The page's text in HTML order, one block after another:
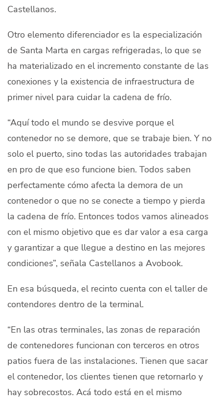
Castellanos.
Otro elemento diferenciador es la especialización
de Santa Marta en cargas refrigeradas, lo que se
ha materializado en el incremento constante de las
conexiones y la existencia de infraestructura de
primer nivel para cuidar la cadena de frío.
“Aquí todo el mundo se desvive porque el
contenedor no se demore, que se trabaje bien. Y no
solo el puerto, sino todas las autoridades trabajan
en pro de que eso funcione bien. Todos saben
perfectamente cómo afecta la demora de un
contenedor o que no se conecte a tiempo y pierda
la cadena de frío. Entonces todos vamos alineados
con el mismo objetivo que es dar valor a esa carga
y garantizar a que llegue a destino en las mejores
condiciones”, señala Castellanos a Avobook.
En esa búsqueda, el recinto cuenta con el taller de
contendores dentro de la terminal.
“En las otras terminales, las zonas de reparación
de contenedores funcionan con terceros en otros
patios fuera de las instalaciones. Tienen que sacar
el contenedor, los clientes tienen que retornarlo y
hay sobrecostos. Acá todo está en el mismo